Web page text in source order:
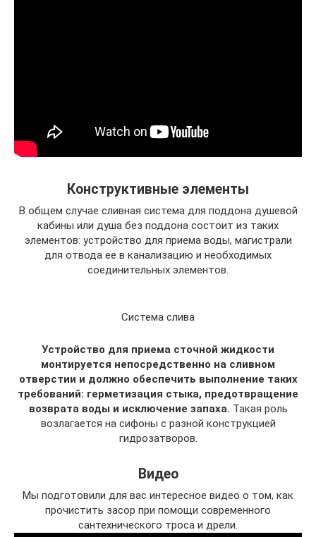
Конструктивные элементы
В общем случае сливная система для поддона душевой
кабины или душа без поддона состоит из таких
элементов: устройство для приема воды, магистрали
для отвода ее в канализацию и необходимых
соединительных элементов.
Система слива
Устройство для приема сточной жидкости
монтируется непосредственно на сливном
отверстии и должно обеспечить выполнение таких
требований: герметизация стыка, предотвращение
возврата воды и исключение запаха. Такая роль
возлагается на сифоны с разной конструкцией
гидрозатворов.
Видео
Мы подготовили для вас интересное видео о том, как
прочистить засор при помощи современного
сантехнического троса и дрели.